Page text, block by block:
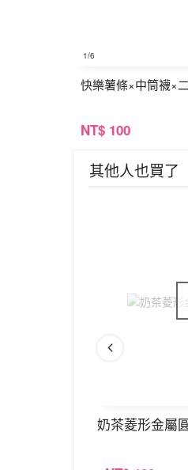
1/6
快樂薯條×中筒襪×
NT$ 100
其他人也買了
奶茶菱形金屬